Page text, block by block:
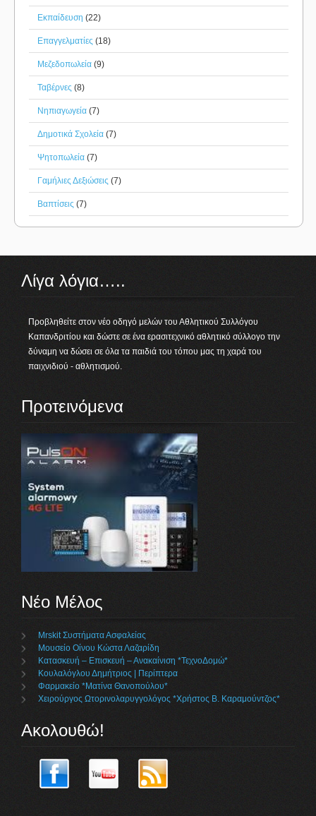
Εκπαίδευση (22)
Επαγγελματίες (18)
Μεζεδοπωλεία (9)
Ταβέρνες (8)
Νηπιαγωγεία (7)
Δημοτικά Σχολεία (7)
Ψητοπωλεία (7)
Γαμήλιες Δεξιώσεις (7)
Βαπτίσεις (7)
Λίγα λόγια…..
Προβληθείτε στον νέο οδηγό μελών του Αθλητικού Συλλόγου
Καπανδριτίου και δώστε σε ένα ερασιτεχνικό αθλητικό σύλλογο την
δύναμη να δώσει σε όλα τα παιδιά του τόπου μας τη χαρά του
παιχνιδιού - αθλητισμού.
Προτεινόμενα
Νέο Μέλος
Mrskit Συστήματα Ασφαλείας
Μουσείο Οίνου Κώστα Λαζαρίδη
Κατασκευή – Επισκευή – Ανακαίνιση *ΤεχνοΔομώ*
Κουλαλόγλου Δημήτριος | Περίπτερα
Φαρμακείο *Ματίνα Θανοπούλου*
Χειρούργος Ωτορινολαρυγγολόγος *Χρήστος Β. Καραμούντζος*
Ακολουθώ!